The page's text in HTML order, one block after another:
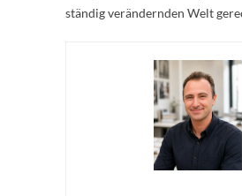
ständig verändernden Welt